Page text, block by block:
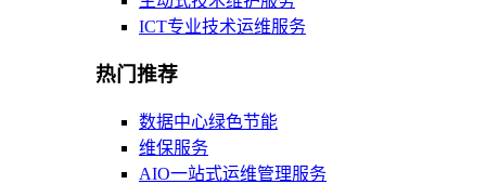
ICT专业技术运维服务
热门推荐
数据中心绿色节能
维保服务
AIO一站式运维管理服务